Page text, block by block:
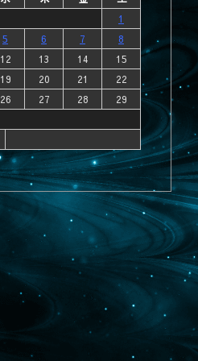
1
5 6 7
8
12 13 14
15
19 20 21
22
26 27 28
29